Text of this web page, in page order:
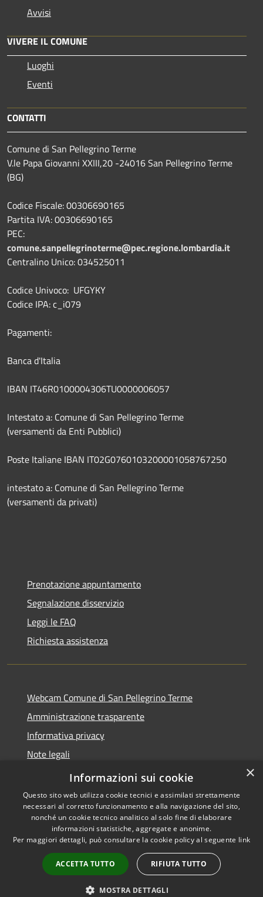
Avvisi
VIVERE IL COMUNE
Luoghi
Eventi
CONTATTI
Comune di San Pellegrino Terme
V.le Papa Giovanni XXIII,20 -24016 San Pellegrino Terme
(BG)
Codice Fiscale: 00306690165
Partita IVA: 00306690165
PEC:
comune.sanpellegrinoterme@pec.regione.lombardia.it
Centralino Unico: 034525011
Codice Univoco: UFGYKY
Codice IPA: c_i079
Pagamenti:
Banca d'Italia
IBAN IT46R0100004306TU0000006057
Intestato a: Comune di San Pellegrino Terme
(versamenti da Enti Pubblici)
Poste Italiane IBAN IT02G0760103200001058767250
intestato a: Comune di San Pellegrino Terme
(versamenti da privati)
Prenotazione appuntamento
Segnalazione disservizio
Leggi le FAQ
Richiesta assistenza
Webcam Comune di San Pellegrino Terme
Amministrazione trasparente
Informativa privacy
Note legali
Dichiarazione di accessibilità
Accessibilità
Copyright © 2026 • Comune di
San Pellegrino Terme •
Powered byMunicipium
Accesso redazione
×
Informazioni sui cookie
Questo sito web utilizza cookie tecnici e assimilati strettamente
necessari al corretto funzionamento e alla navigazione del sito,
nonché un cookie tecnico analitico al solo fine di elaborare
informazioni statistiche, aggregate e anonime.
Per maggiori dettagli, può consultare la cookie policy al seguente link
ACCETTA TUTTO RIFIUTA TUTTO
MOSTRA DETTAGLI